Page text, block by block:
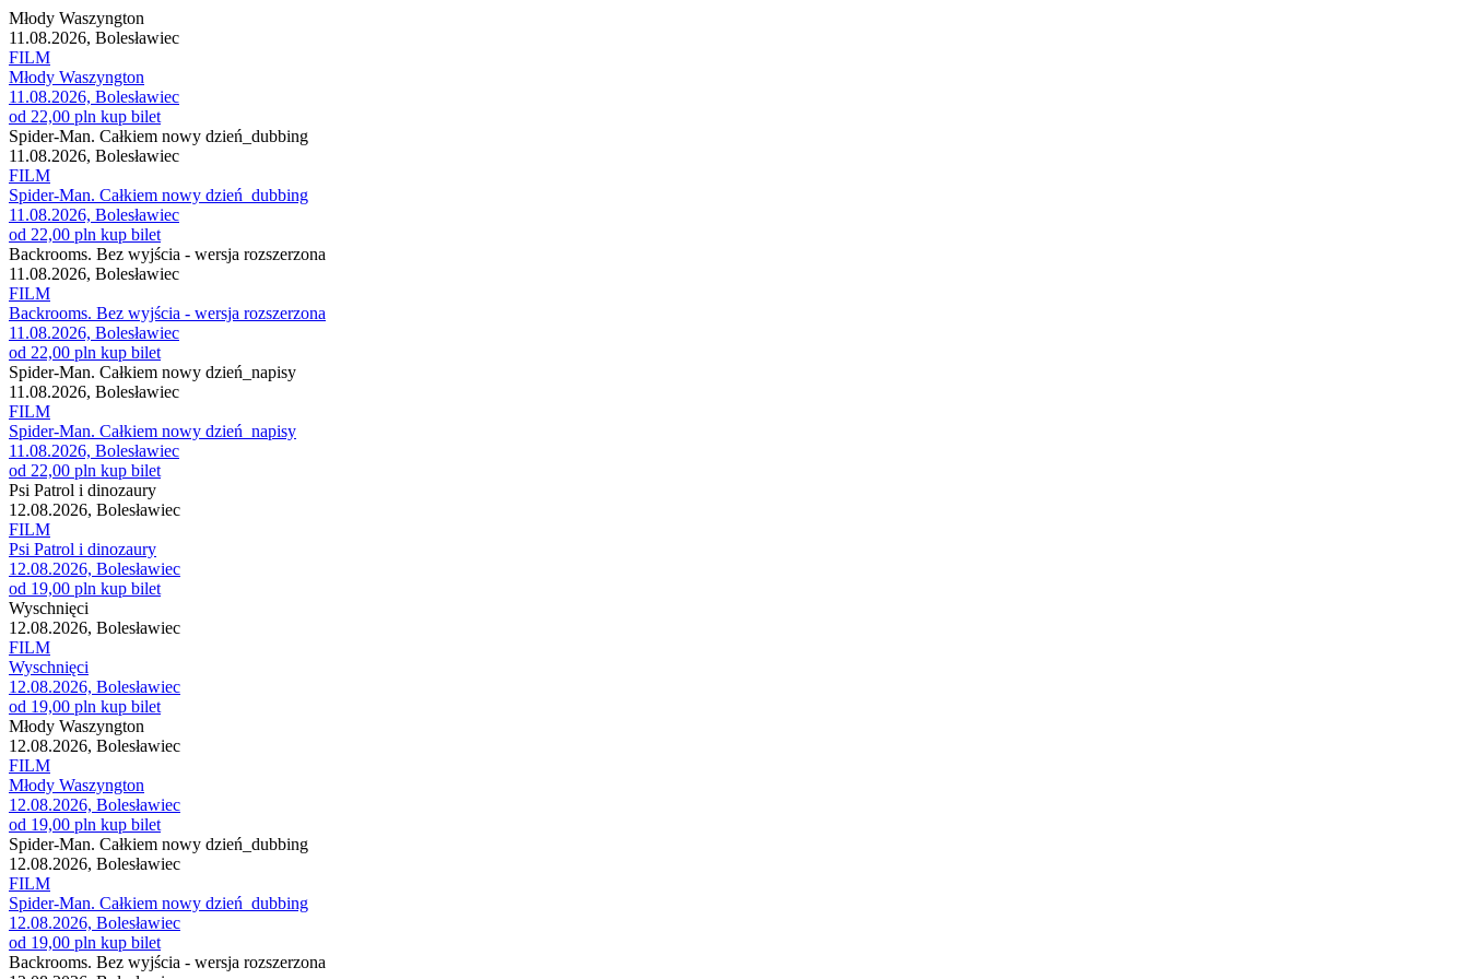
Młody Waszyngton
11.08.2026, Bolesławiec
FILM
Młody Waszyngton
11.08.2026, Bolesławiec
od 22,00 pln kup bilet
Spider-Man. Całkiem nowy dzień_dubbing
11.08.2026, Bolesławiec
FILM
Spider-Man. Całkiem nowy dzień_dubbing
11.08.2026, Bolesławiec
od 22,00 pln kup bilet
Backrooms. Bez wyjścia - wersja rozszerzona
11.08.2026, Bolesławiec
FILM
Backrooms. Bez wyjścia - wersja rozszerzona
11.08.2026, Bolesławiec
od 22,00 pln kup bilet
Spider-Man. Całkiem nowy dzień_napisy
11.08.2026, Bolesławiec
FILM
Spider-Man. Całkiem nowy dzień_napisy
11.08.2026, Bolesławiec
od 22,00 pln kup bilet
Psi Patrol i dinozaury
12.08.2026, Bolesławiec
FILM
Psi Patrol i dinozaury
12.08.2026, Bolesławiec
od 19,00 pln kup bilet
Wyschnięci
12.08.2026, Bolesławiec
FILM
Wyschnięci
12.08.2026, Bolesławiec
od 19,00 pln kup bilet
Młody Waszyngton
12.08.2026, Bolesławiec
FILM
Młody Waszyngton
12.08.2026, Bolesławiec
od 19,00 pln kup bilet
Spider-Man. Całkiem nowy dzień_dubbing
12.08.2026, Bolesławiec
FILM
Spider-Man. Całkiem nowy dzień_dubbing
12.08.2026, Bolesławiec
od 19,00 pln kup bilet
Backrooms. Bez wyjścia - wersja rozszerzona